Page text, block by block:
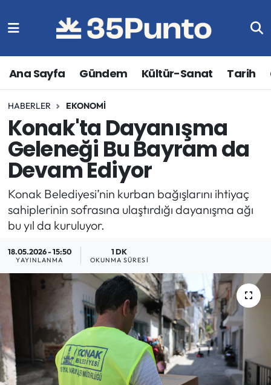
Ana Sayfa Gündem Kültür-Sanat Tarih
HABERLER EKONOMI
Konak'ta Dayanışma
Geleneği Bu Bayram da
Devam Ediyor
Konak Belediyesi’nin kurban bağışlarını ihtiyaç
sahiplerinin sofrasına ulaştırdığı dayanışma ağı
bu yıl da kuruluyor.
18.05.2026 - 15:50
YAYINLANMA
1 DK
OKUNMA SÜRESI